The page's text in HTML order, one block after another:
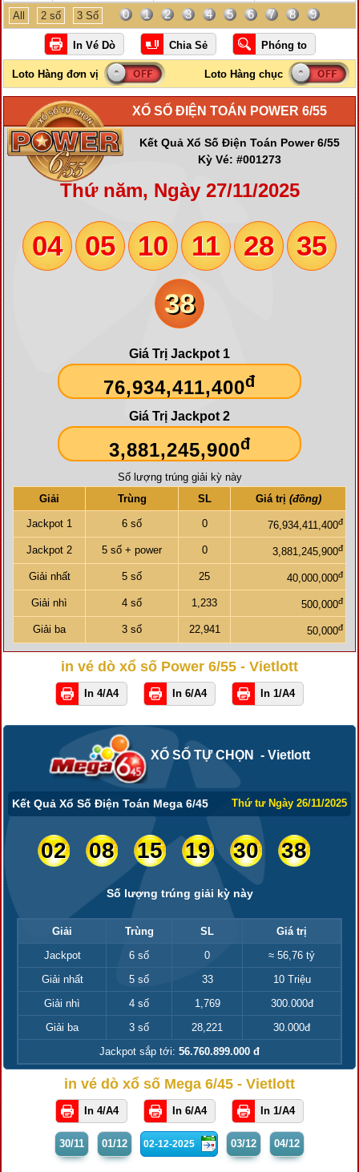
All 2 số 3 Số 0 1 2 3 4 5 6 7 8 9
XỔ SỐ ĐIỆN TOÁN POWER 6/55
Kết Quả Xổ Số Điện Toán Power 6/55
Kỳ Vé: #001273
Thứ năm, Ngày 27/11/2025
04 05 10 11 28
35
38
Giá Trị Jackpot 1
76,934,411,400đ
Giá Trị Jackpot 2
3,881,245,900đ
Số lượng trúng giải kỳ này
Giải
Trùng SL Giá trị (đồng)
Jackpot 1 6 số 0 76,934,411,400đ
Jackpot 2 5 số + power 0 3,881,245,900đ
Giải nhất 5 số 25 40,000,000đ
Giải nhì 4 số 1,233 500,000đ
Giải ba 3 số 22,941 50,000đ
in vé dò xổ số Power 6/55 - Vietlott
In 4/A4 In 6/A4 In 1/A4
XỔ SỐ TỰ CHỌN - Vietlott
Kết Quả Xổ Số Điện Toán Mega 6/45 Thứ tư Ngày 26/11/2025
02 08 15 19 30 38
Số lượng trúng giải kỳ này
Giải Trùng SL
Giá trị
Jackpot
6 số 0
≈ 56,76 tỷ
Giải nhất
5 số 33
10 Triệu
Giải nhì
4 số 1,769
300.000đ
Giải ba
3 số 28,221
30.000đ
Jackpot sắp tới: 56.760.899.000 đ
in vé dò xổ số Mega 6/45 - Vietlott
In 4/A4 In 6/A4 In 1/A4
30/11 01/12 03/12 04/12